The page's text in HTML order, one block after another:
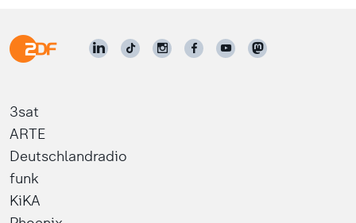
3sat
ARTE
Deutschlandradio
funk
KiKA